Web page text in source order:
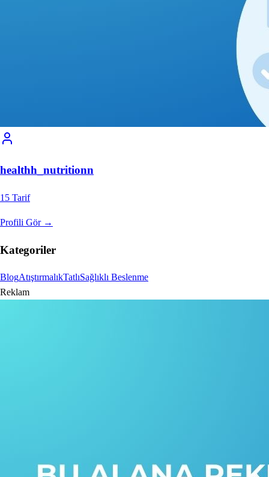
healthh_nutritionn
15 Tarif
Profili Gör →
Kategoriler
BlogAtıştırmalıkTatlıSağlıklı Beslenme
Reklam